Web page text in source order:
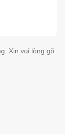
Xin vui lòng gõ